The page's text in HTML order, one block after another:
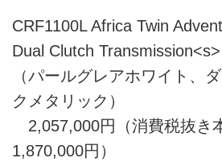
CRF1100L Africa Twin
Dual Clutch Transmission<s>
（パールグレアホワイト、
クメタリック）
2,057,000円（消費税抜き
1,870,000円）